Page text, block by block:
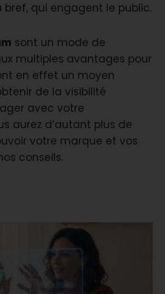
bref, qui engagent le public.
sont un mode de
multiples avantages pour
en effet un moyen
de la visibilité
avec votre
aurez d’autant plus de
votre marque et vos
conseils.